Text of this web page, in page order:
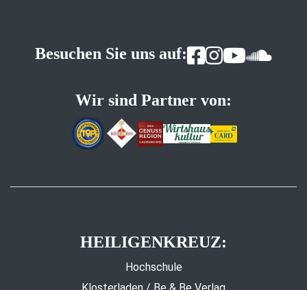
Besuchen Sie uns auf:
Wir sind Partner von:
HEILIGENKREUZ:
Hochschule